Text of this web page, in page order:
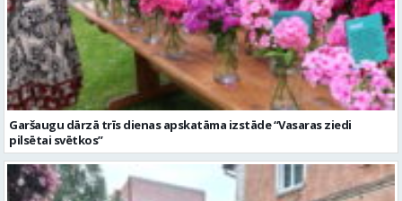
Garšaugu dārzā trīs dienas apskatāma izstāde “Vasaras ziedi
pilsētai svētkos”